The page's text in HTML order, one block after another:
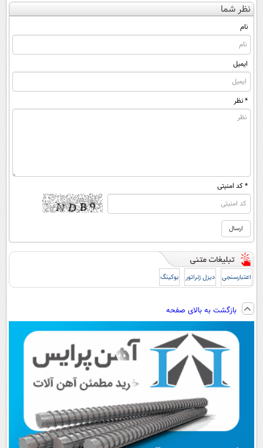
نظر شما
نام
ایمیل
* نظر
* کد امنیتی
اعتبارسنجی دیزل ژنراتور بوکینگ
بازگشت به بالای صفحه